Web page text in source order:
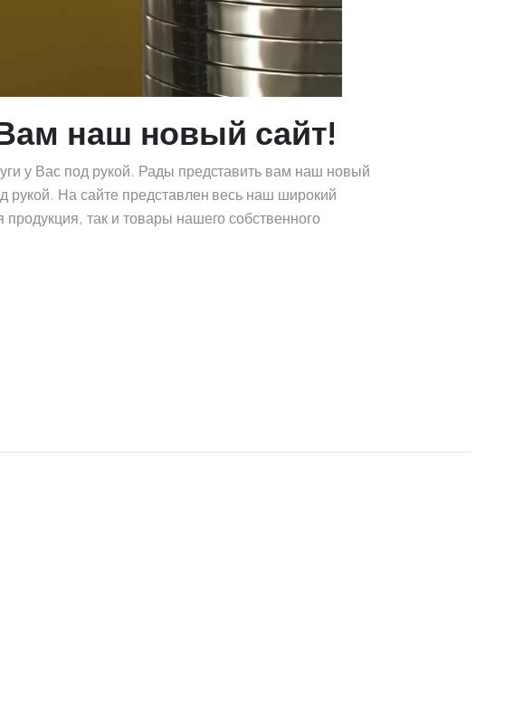
наш новый сайт!
у Вас под рукой. Рады представить вам наш новый
рукой. На сайте представлен весь наш широкий
так и товары нашего собственного